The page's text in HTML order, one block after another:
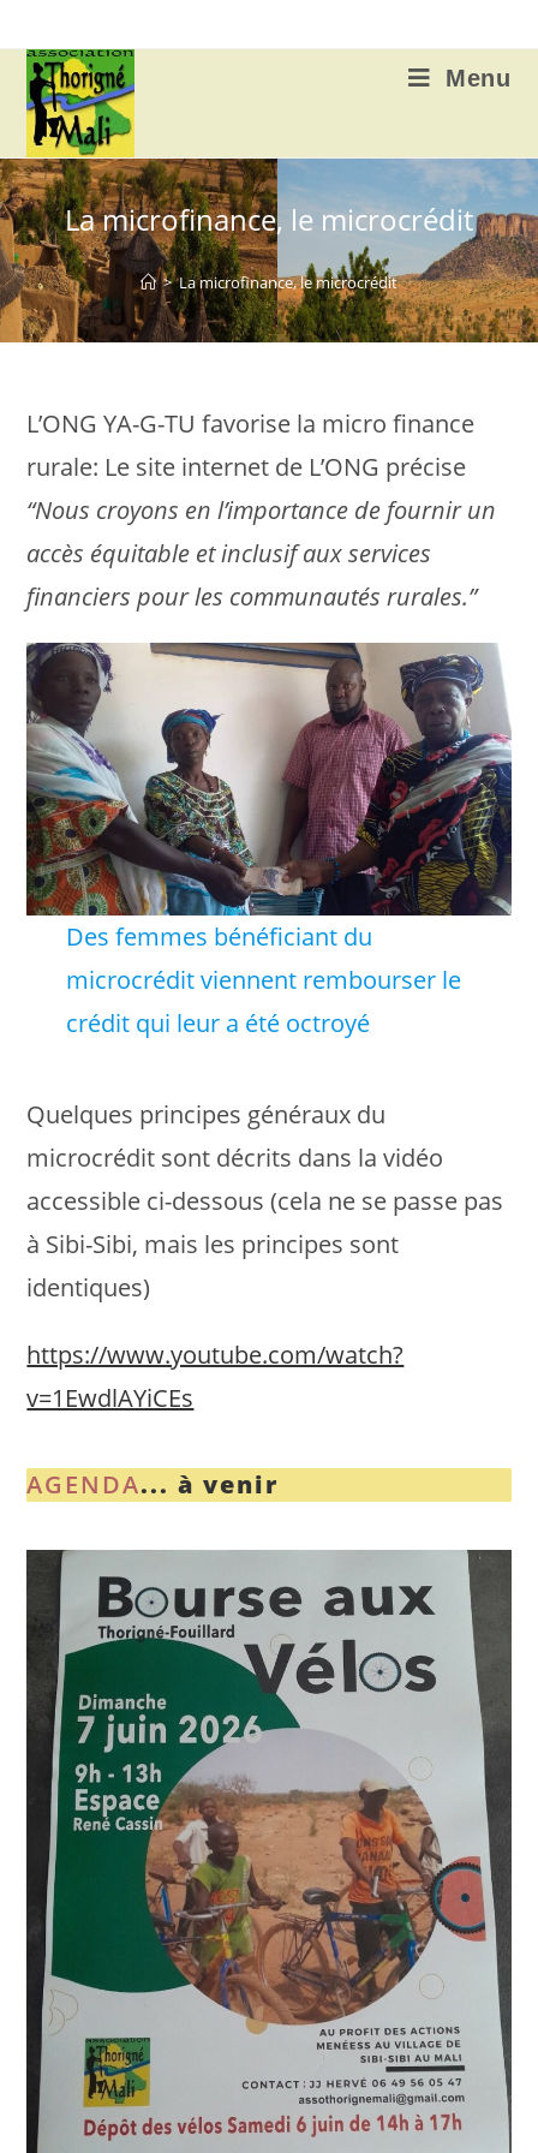
to
content
Menu
La microfinance, le microcrédit
> La microfinance, le microcrédit
L’ONG YA-G-TU favorise la micro finance
rurale: Le site internet de L’ONG précise
“Nous croyons en l’importance de fournir un
accès équitable et inclusif aux services
financiers pour les communautés rurales.”
Des femmes bénéficiant du
microcrédit viennent rembourser le
crédit qui leur a été octroyé
Quelques principes généraux du
microcrédit sont décrits dans la vidéo
accessible ci-dessous (cela ne se passe pas
à Sibi-Sibi, mais les principes sont
identiques)
https://www.youtube.com/watch?
v=1EwdlAYiCEs
AGENDA... à venir